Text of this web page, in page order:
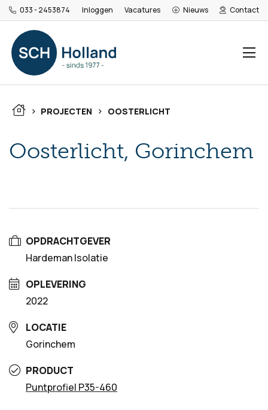
033 - 2453874 Inloggen Vacatures Nieuws Contact
> PROJECTEN > OOSTERLICHT
Oosterlicht, Gorinchem
OPDRACHTGEVER
Hardeman Isolatie
OPLEVERING
2022
LOCATIE
Gorinchem
PRODUCT
Puntprofiel P35-460